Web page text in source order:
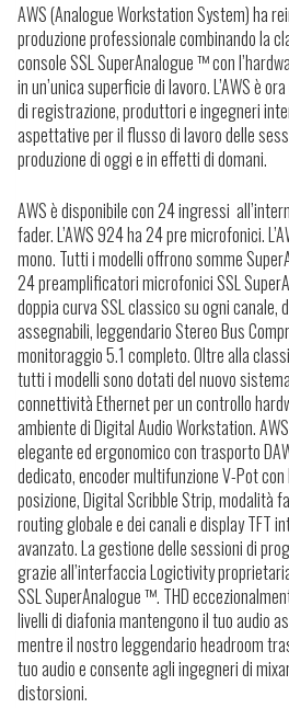
AWS (Analogue Workstation System) ha
produzione professionale combinando la
console SSL SuperAnalogue ™ con
in un’unica superficie di lavoro.L’AWS è
di registrazione, produttori e ingegneri
aspettative per il flusso di lavoro delle
produzione di oggi e in effetti di domani.
AWS è disponibile con 24 ingressi
fader. L’AWS 924 ha 24 pre microfonici.
mono. Tutti i modelli offrono somme
24 preamplificatori microfonici SSL
doppia curva SSL classico su ogni canale,
assegnabili, leggendario Stereo Bus
monitoraggio 5.1 completo. Oltre alla
tutti i modelli sono dotati del nuovo
connettività Ethernet per un controllo
ambiente di Digital Audio Workstation.
elegante ed ergonomico con trasporto
dedicato, encoder multifunzione V-Pot con
posizione, Digital Scribble Strip, modalità
routing globale e dei canali e display TFT
avanzato. La gestione delle sessioni di
grazie all’interfaccia Logictivity
SSL SuperAnalogue ™. THD
livelli di diafonia mantengono il tuo audio
mentre il nostro leggendario headroom
tuo audio e consente agli ingegneri di
distorsioni.